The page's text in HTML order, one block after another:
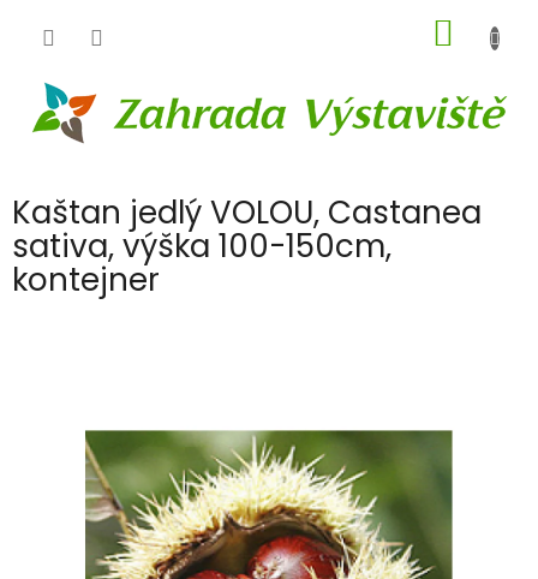
KOŠÍK
Kaštan jedlý VOLOU, Castanea
sativa, výška 100-150cm,
kontejner